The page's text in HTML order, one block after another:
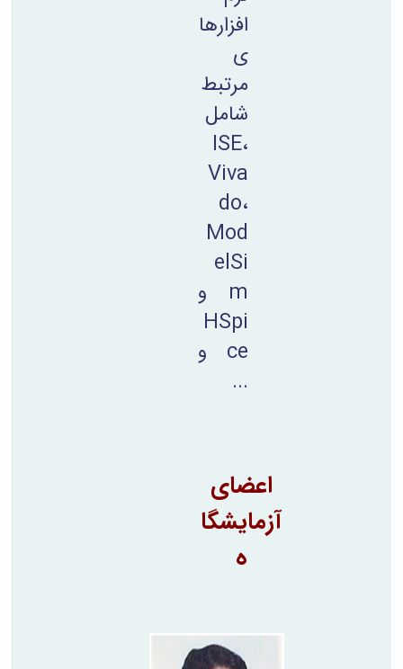
افزارها
ی
مرتبط
شامل
ISE،
Viva
do،
Mod
elSi
m و
HSpi
ce و
...
اعضای
آزمایشگا
ه